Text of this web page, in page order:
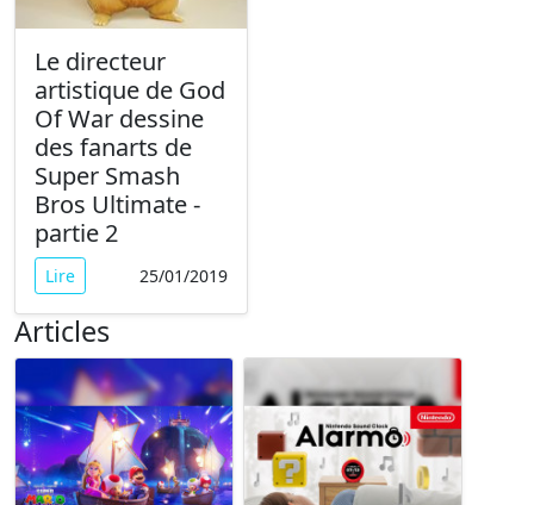
Le directeur
artistique de God
Of War dessine
des fanarts de
Super Smash
Bros Ultimate -
partie 2
Lire 25/01/2019
Articles